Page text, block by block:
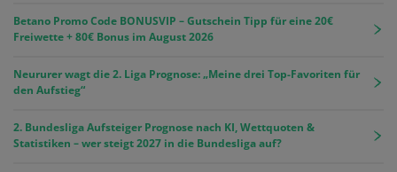
Betano Promo Code BONUSVIP – Gutschein Tipp für eine 20€
Freiwette + 80€ Bonus im August 2026
Neururer wagt die 2. Liga Prognose: „Meine drei Top-Favoriten für
den Aufstieg“
2. Bundesliga Aufsteiger Prognose nach KI, Wettquoten &
Statistiken – wer steigt 2027 in die Bundesliga auf?